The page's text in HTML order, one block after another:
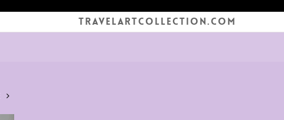
TRAVELARTCOLLECTION.COM